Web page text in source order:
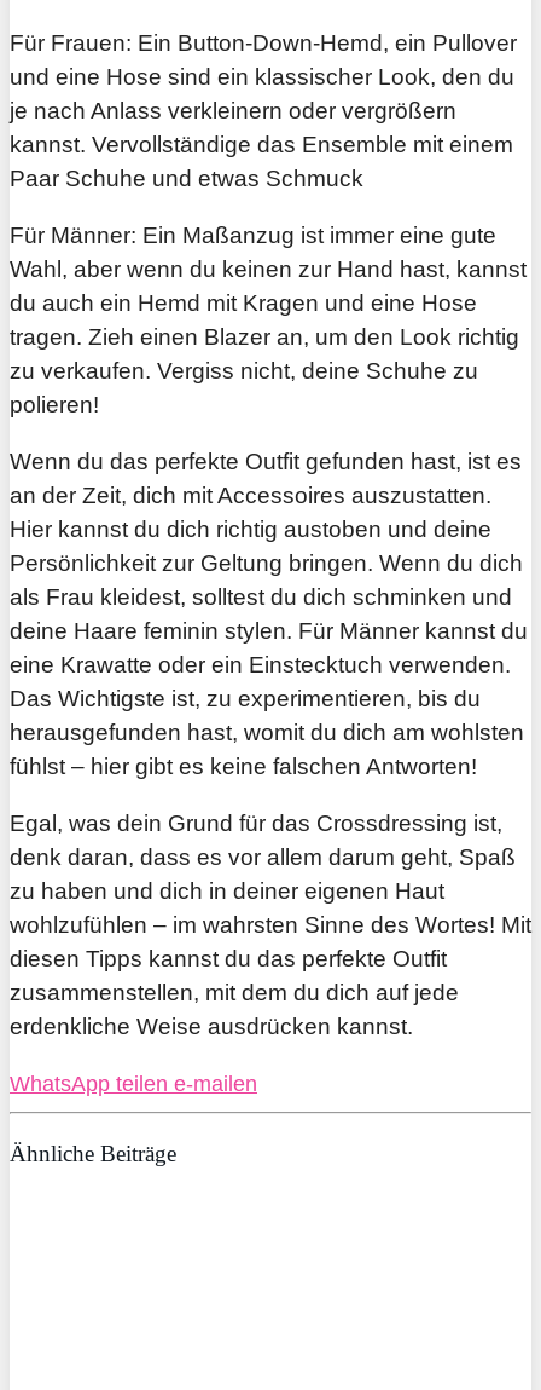
Für Frauen: Ein Button-Down-Hemd, ein Pullover
und eine Hose sind ein klassischer Look, den du
je nach Anlass verkleinern oder vergrößern
kannst. Vervollständige das Ensemble mit einem
Paar Schuhe und etwas Schmuck
Für Männer: Ein Maßanzug ist immer eine gute
Wahl, aber wenn du keinen zur Hand hast, kannst
du auch ein Hemd mit Kragen und eine Hose
tragen. Zieh einen Blazer an, um den Look richtig
zu verkaufen. Vergiss nicht, deine Schuhe zu
polieren!
Wenn du das perfekte Outfit gefunden hast, ist es
an der Zeit, dich mit Accessoires auszustatten.
Hier kannst du dich richtig austoben und deine
Persönlichkeit zur Geltung bringen. Wenn du dich
als Frau kleidest, solltest du dich schminken und
deine Haare feminin stylen. Für Männer kannst du
eine Krawatte oder ein Einstecktuch verwenden.
Das Wichtigste ist, zu experimentieren, bis du
herausgefunden hast, womit du dich am wohlsten
fühlst – hier gibt es keine falschen Antworten!
Egal, was dein Grund für das Crossdressing ist,
denk daran, dass es vor allem darum geht, Spaß
zu haben und dich in deiner eigenen Haut
wohlzufühlen – im wahrsten Sinne des Wortes! Mit
diesen Tipps kannst du das perfekte Outfit
zusammenstellen, mit dem du dich auf jede
erdenkliche Weise ausdrücken kannst.
WhatsApp teilen e-mailen
Ähnliche Beiträge